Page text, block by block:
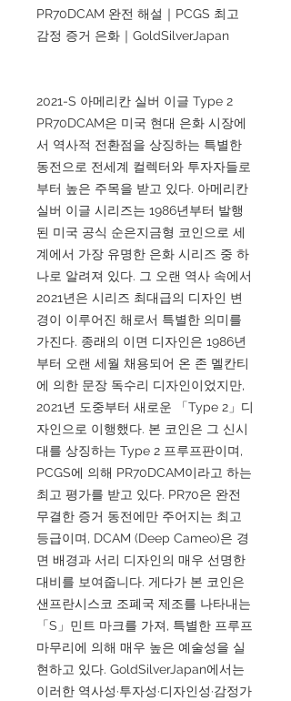
PR70DCAM 완전 해설｜PCGS 최고
감정 증거 은화｜GoldSilverJapan
2021-S 아메리칸 실버 이글 Type 2
PR70DCAM은 미국 현대 은화 시장에
서 역사적 전환점을 상징하는 특별한
동전으로 전세계 컬렉터와 투자자들로
부터 높은 주목을 받고 있다. 아메리칸
실버 이글 시리즈는 1986년부터 발행
된 미국 공식 순은지금형 코인으로 세
계에서 가장 유명한 은화 시리즈 중 하
나로 알려져 있다. 그 오랜 역사 속에서
2021년은 시리즈 최대급의 디자인 변
경이 이루어진 해로서 특별한 의미를
가진다. 종래의 이면 디자인은 1986년
부터 오랜 세월 채용되어 온 존 멜칸티
에 의한 문장 독수리 디자인이었지만,
2021년 도중부터 새로운 「Type 2」디
자인으로 이행했다. 본 코인은 그 신시
대를 상징하는 Type 2 프루프판이며,
PCGS에 의해 PR70DCAM이라고 하는
최고 평가를 받고 있다. PR70은 완전
무결한 증거 동전에만 주어지는 최고
등급이며, DCAM (Deep Cameo)은 경
면 배경과 서리 디자인의 매우 선명한
대비를 보여줍니다. 게다가 본 코인은
샌프란시스코 조폐국 제조를 나타내는
「S」민트 마크를 가져, 특별한 프루프
마무리에 의해 매우 높은 예술성을 실
현하고 있다. GoldSilverJapan에서는
이러한 역사성·투자성·디자인성·감정가